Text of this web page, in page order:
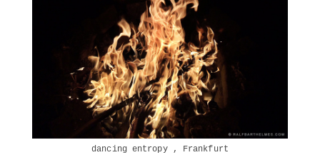
dancing entropy , Frankfurt